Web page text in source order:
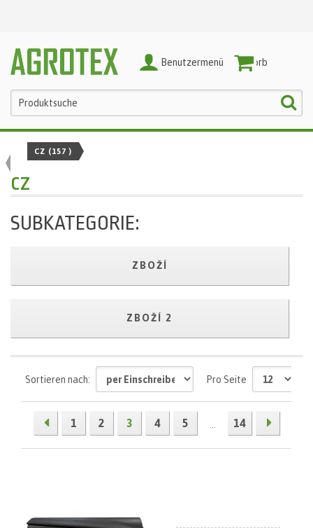
Warenkorb
Benutzermenü
CZ (157 )
cz
SUBKATEGORIE:
ZBOŽÍ
ZBOŽÍ 2
Sortieren nach: Pro Seite
1 2 3 4 5 ... 14